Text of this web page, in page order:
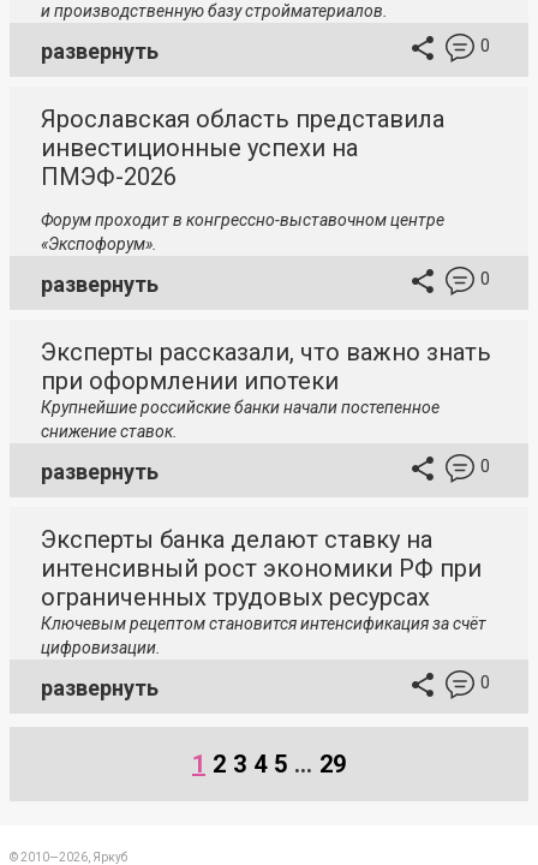
и производственную базу стройматериалов.
развернуть 0
Ярославская область представила
инвестиционные успехи на
ПМЭФ-2026
Форум проходит в конгрессно-выставочном центре
«Экспофорум».
развернуть 0
Эксперты рассказали, что важно знать
при оформлении ипотеки
Крупнейшие российские банки начали постепенное
снижение ставок.
развернуть 0
Эксперты банка делают ставку на
интенсивный рост экономики РФ при
ограниченных трудовых ресурсах
Ключевым рецептом становится интенсификация за счёт
цифровизации.
развернуть 0
1 2 3 4 5 ... 29
© 2010—2026, Яркуб